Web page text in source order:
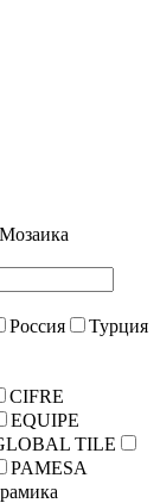
Мозаика
Россия Турция
CIFRE
EQUIPE
TILE
PAMESA